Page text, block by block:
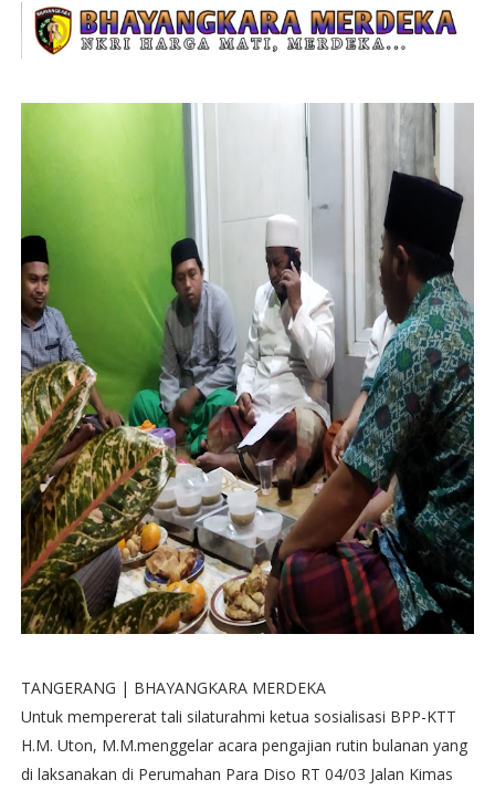
TANGERANG | BHAYANGKARA MERDEKA
Untuk mempererat tali silaturahmi ketua sosialisasi BPP-KTT
H.M. Uton, M.M.menggelar acara pengajian rutin bulanan yang
di laksanakan di Perumahan Para Diso RT 04/03 Jalan Kimas